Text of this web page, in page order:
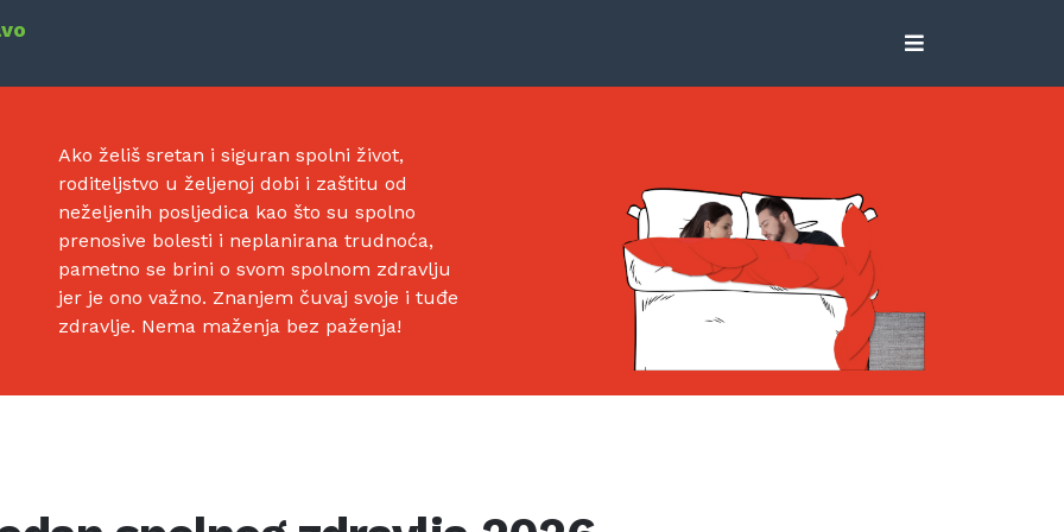
Ako želiš sretan i siguran spolni život,
roditeljstvo u željenoj dobi i zaštitu od
neželjenih posljedica kao što su spolno
prenosive bolesti i neplanirana trudnoća,
pametno se brini o svom spolnom zdravlju
jer je ono važno. Znanjem čuvaj svoje i tuđe
zdravlje. Nema maženja bez paženja!